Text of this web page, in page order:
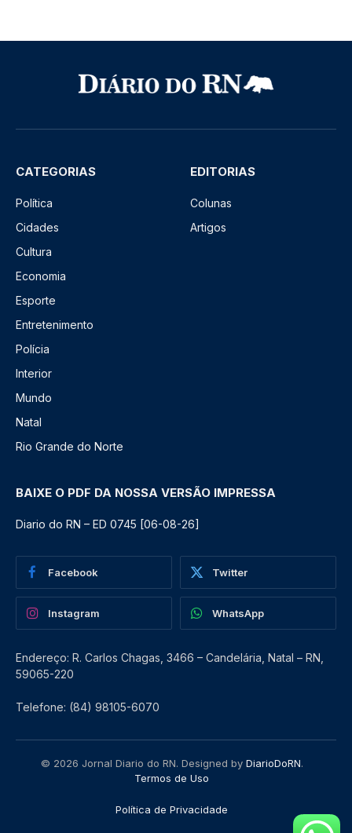
CATEGORIAS
Política
Cidades
Cultura
Economia
Esporte
Entretenimento
Polícia
Interior
Mundo
Natal
Rio Grande do Norte
EDITORIAS
Colunas
Artigos
BAIXE O PDF DA NOSSA VERSÃO IMPRESSA
Diario do RN – ED 0745 [06-08-26]
Facebook Twitter
Instagram WhatsApp
Endereço: R. Carlos Chagas, 3466 – Candelária, Natal – RN,
59065-220
Telefone: (84) 98105-6070
© 2026 Jornal Diario do RN. Designed by DiarioDoRN.
Termos de Uso
Política de Privacidade